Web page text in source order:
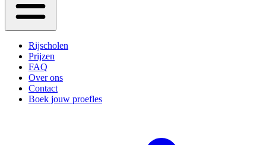
Rijscholen
Prijzen
FAQ
Over ons
Contact
Boek jouw proefles